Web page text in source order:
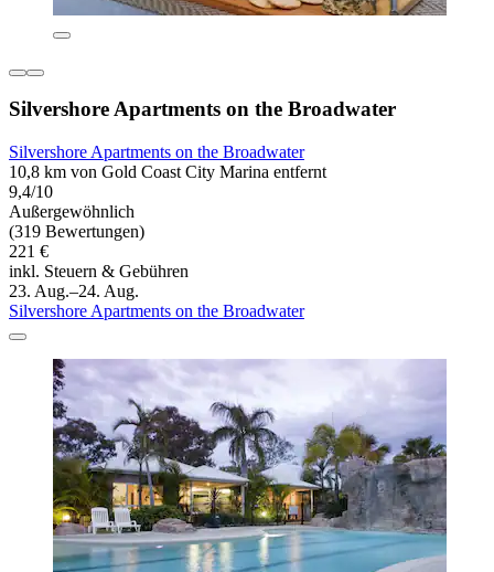
Silvershore Apartments on the Broadwater
Silvershore Apartments on the Broadwater
10,8 km von Gold Coast City Marina entfernt
9,4/10
Außergewöhnlich
(319 Bewertungen)
221 €
inkl. Steuern & Gebühren
23. Aug.–24. Aug.
Silvershore Apartments on the Broadwater